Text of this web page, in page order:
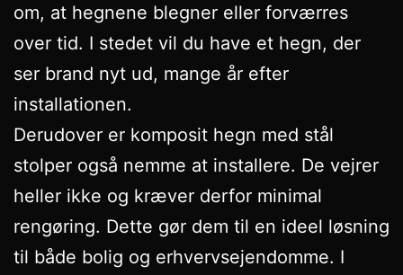
om, at hegnene blegner eller forværres
over tid. I stedet vil du have et hegn, der
ser brand nyt ud, mange år efter
installationen.
Derudover er komposit hegn med stål
stolper også nemme at installere. De vejrer
heller ikke og kræver derfor minimal
rengøring. Dette gør dem til en ideel løsning
til både bolig og erhvervsejendomme. I